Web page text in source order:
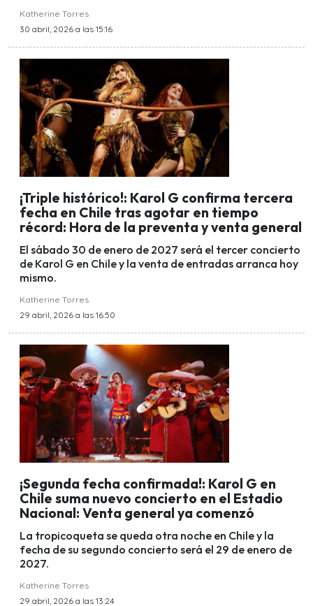
Katherine Torres
30 abril, 2026 a las 15:16
¡Triple histórico!: Karol G confirma tercera
fecha en Chile tras agotar en tiempo
récord: Hora de la preventa y venta general
El sábado 30 de enero de 2027 será el tercer concierto
de Karol G en Chile y la venta de entradas arranca hoy
mismo.
Katherine Torres
29 abril, 2026 a las 16:50
¡Segunda fecha confirmada!: Karol G en
Chile suma nuevo concierto en el Estadio
Nacional: Venta general ya comenzó
La tropicoqueta se queda otra noche en Chile y la
fecha de su segundo concierto será el 29 de enero de
2027.
Katherine Torres
29 abril, 2026 a las 13:24